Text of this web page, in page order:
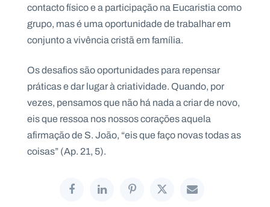
contacto físico e a participação na Eucaristia como
grupo, mas é uma oportunidade de trabalhar em
conjunto a vivência cristã em família.
Os desafios são oportunidades para repensar
práticas e dar lugar à criatividade. Quando, por
vezes, pensamos que não há nada a criar de novo,
eis que ressoa nos nossos corações aquela
afirmação de S. João, “eis que faço novas todas as
coisas” (Ap. 21, 5).